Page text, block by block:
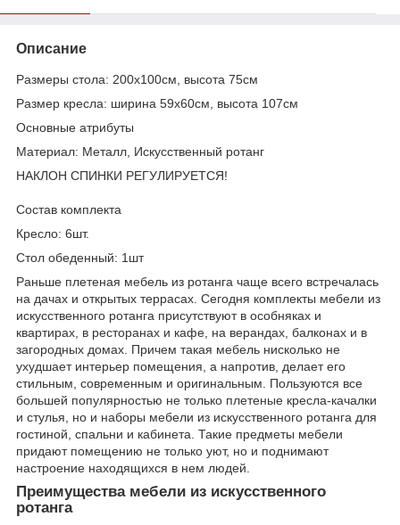
Описание
Размеры стола: 200х100см, высота 75см
Размер кресла: ширина 59х60см, высота 107см
Основные атрибуты
Материал: Металл, Искусственный ротанг
НАКЛОН СПИНКИ РЕГУЛИРУЕТСЯ!
Состав комплекта
Кресло: 6шт.
Стол обеденный: 1шт
Раньше плетеная мебель из ротанга чаще всего встречалась
на дачах и открытых террасах. Сегодня комплекты мебели из
искусственного ротанга присутствуют в особняках и
квартирах, в ресторанах и кафе, на верандах, балконах и в
загородных домах. Причем такая мебель нисколько не
ухудшает интерьер помещения, а напротив, делает его
стильным, современным и оригинальным. Пользуются все
большей популярностью не только плетеные кресла-качалки
и стулья, но и наборы мебели из искусственного ротанга для
гостиной, спальни и кабинета. Такие предметы мебели
придают помещению не только уют, но и поднимают
настроение находящихся в нем людей.
Преимущества мебели из искусственного
ротанга